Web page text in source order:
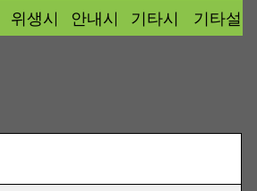
위생시설안내시설기타시설기타설